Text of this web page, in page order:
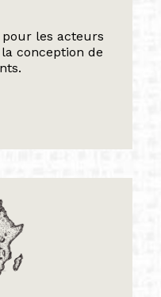
les acteurs
conception de